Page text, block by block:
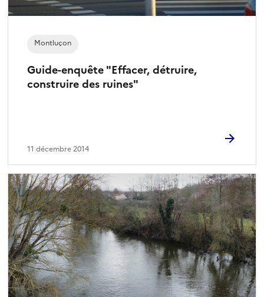
Guide-enquête "Effacer, détruire,
construire des ruines"
Montluçon
11 décembre 2014